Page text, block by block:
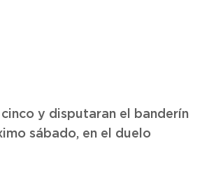
y disputaran el banderín
sábado, en el duelo